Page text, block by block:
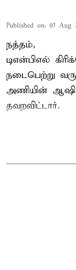
Published on: 07 Aug
நத்தம்,
டிஎன்பிஎல்
நடைபெற்று
அணியின்
தவறவிட்டார்.